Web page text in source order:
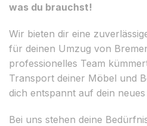
was du brauchst!
Wir bieten dir eine
für deinen Umzug von
professionelles Team
Transport deiner Möbel und
dich entspannt auf dein
Bei uns stehen deine